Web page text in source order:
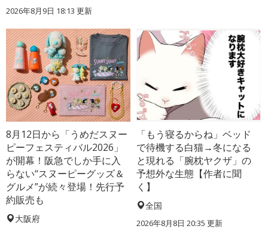
2026年8月9日 18:13 更新
8月12日から「うめだスヌー
ピーフェスティバル2026」
が開幕！阪急でしか手に入
らない“スヌーピーグッズ＆
グルメ”が続々登場！先行予
約販売も
大阪府
「もう寝るからね」ベッド
で待機する白猫→冬になる
と現れる「腕枕ヤクザ」の
予想外な生態【作者に聞
く】
全国
2026年8月8日 20:35 更新